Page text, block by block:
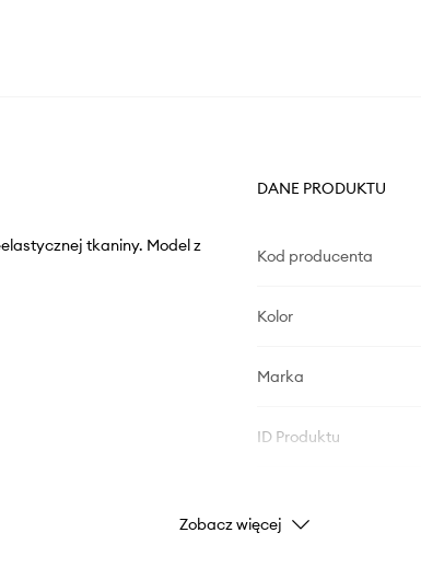
tkaniny. Model z
DANE PRODUKTU
Kod producenta
Kolor
Marka
ID Produktu
Zobacz więcej